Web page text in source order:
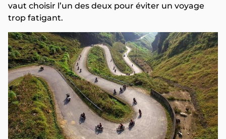
vaut choisir l’un des deux pour éviter un voyage
trop fatigant.